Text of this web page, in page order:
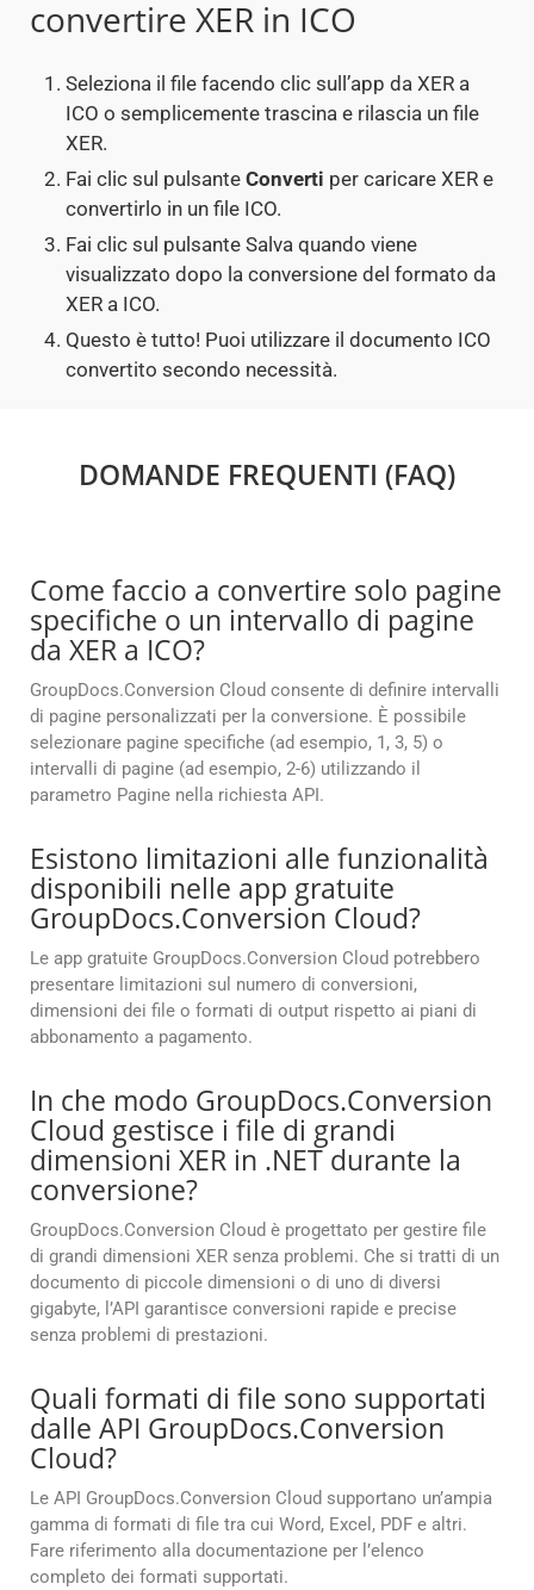
convertire XER in ICO
Seleziona il file facendo clic sull’app da XER a
ICO o semplicemente trascina e rilascia un file
XER.
Fai clic sul pulsante Converti per caricare XER e
convertirlo in un file ICO.
Fai clic sul pulsante Salva quando viene
visualizzato dopo la conversione del formato da
XER a ICO.
Questo è tutto! Puoi utilizzare il documento ICO
convertito secondo necessità.
DOMANDE FREQUENTI (FAQ)
Come faccio a convertire solo pagine
specifiche o un intervallo di pagine
da XER a ICO?
GroupDocs.Conversion Cloud consente di definire intervalli
di pagine personalizzati per la conversione. È possibile
selezionare pagine specifiche (ad esempio, 1, 3, 5) o
intervalli di pagine (ad esempio, 2-6) utilizzando il
parametro Pagine nella richiesta API.
Esistono limitazioni alle funzionalità
disponibili nelle app gratuite
GroupDocs.Conversion Cloud?
Le app gratuite GroupDocs.Conversion Cloud potrebbero
presentare limitazioni sul numero di conversioni,
dimensioni dei file o formati di output rispetto ai piani di
abbonamento a pagamento.
In che modo GroupDocs.Conversion
Cloud gestisce i file di grandi
dimensioni XER in .NET durante la
conversione?
GroupDocs.Conversion Cloud è progettato per gestire file
di grandi dimensioni XER senza problemi. Che si tratti di un
documento di piccole dimensioni o di uno di diversi
gigabyte, l’API garantisce conversioni rapide e precise
senza problemi di prestazioni.
Quali formati di file sono supportati
dalle API GroupDocs.Conversion
Cloud?
Le API GroupDocs.Conversion Cloud supportano un’ampia
gamma di formati di file tra cui Word, Excel, PDF e altri.
Fare riferimento alla documentazione per l’elenco
completo dei formati supportati.